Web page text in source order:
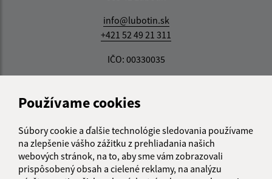
Používame cookies
Súbory cookie a ďalšie technológie sledovania používame
na zlepšenie vášho zážitku z prehliadania našich
webových stránok, na to, aby sme vám zobrazovali
prispôsobený obsah a cielené reklamy, na analýzu
info@lubotin.sk
+421 52 49 21 311
IČO: 00330035